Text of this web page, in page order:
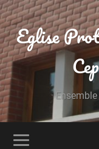
Eglise